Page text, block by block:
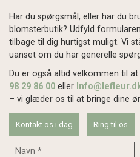
Har du spørgsmål, eller har du
blomsterbutik? Udfyld
tilbage til dig hurtigst muligt. Vi
uanset om du har generelle
Du er også altid velkommen til
98 29 86 00 eller
– vi glæder os til at bringe dine
Kontakt os i dag Ring til os